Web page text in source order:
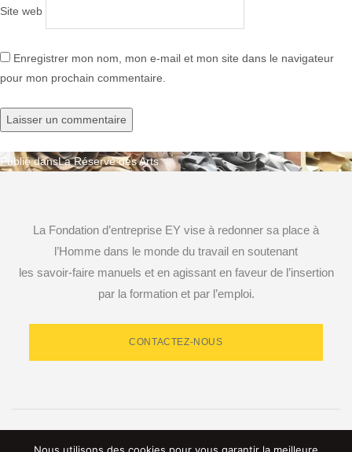
Site web
Enregistrer mon nom, mon e-mail et mon site dans le navigateur
pour mon prochain commentaire.
Navigation
l’article
Publié dansLa Réserve des Arts
La Fondation d’entreprise EY vise à redonner sa place à
l’Homme dans le monde du travail en soutenant
les savoir-faire manuels et en agissant en faveur de l’insertion
par la formation et par l’emploi.
CONTACTEZ-NOUS